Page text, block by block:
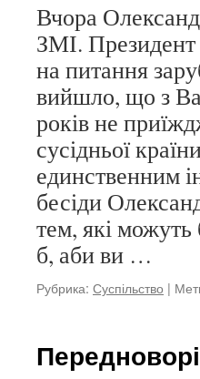
Вчора
ЗМІ. Президент
на питання
вийшло, що з
років не
сусідньої
единственним
бесіди
тем, які можуть
б, аби ви …
Рубрика: Суспільство |